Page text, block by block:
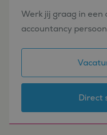
Werk jij graag in een
accountancy
je inhoudelijke
Direct